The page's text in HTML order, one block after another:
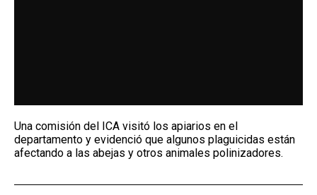
Una comisión del ICA visitó los apiarios en el
departamento y evidenció que algunos plaguicidas están
afectando a las abejas y otros animales polinizadores.